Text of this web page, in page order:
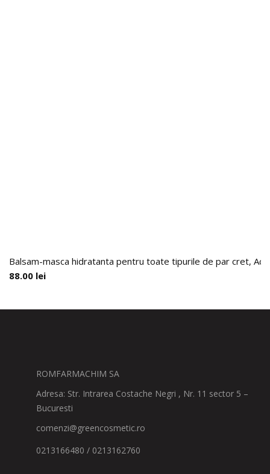
Balsam-masca hidratanta pentru toate tipurile de par cret,
88.00 lei
ROMFARMACHIM SA
Adresa: Str. Intrarea Costache Negri , Nr. 11 sector 5 –
Bucuresti
comenzi@greencosmetic.ro
0213166480 / 0213162760